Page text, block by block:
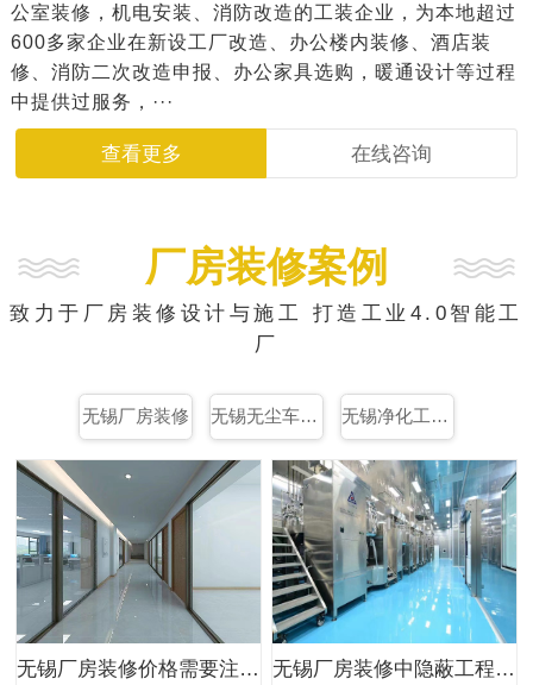
公室装修，机电安装、消防改造的工装企业，为本地超过
600多家企业在新设工厂改造、办公楼内装修、酒店装
修、消防二次改造申报、办公家具选购，暖通设计等过程
中提供过服务，···
查看更多 在线咨询
厂房装修案例
致力于厂房装修设计与施工 打造工业4.0智能工
厂
无锡厂房装修 无锡无尘车间装修 无锡净化工程装修
无锡厂房装修价格需要注意事项，专业厂房设计装修 无锡厂房装修中隐蔽工程需要注意的地方有哪些？